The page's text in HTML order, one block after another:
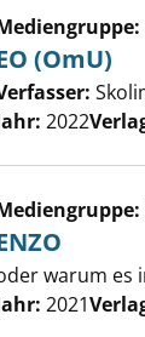
Details
(OmU)
2022
Details
warum es
nach
2021